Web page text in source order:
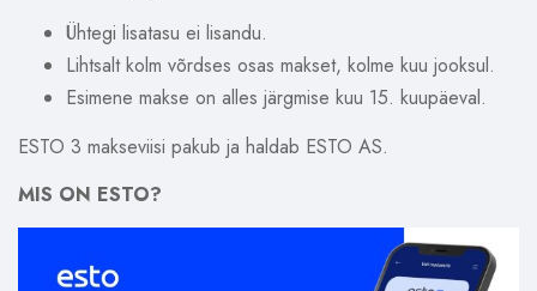
Ühtegi lisatasu ei lisandu.
Lihtsalt kolm võrdses osas makset, kolme kuu jooksul.
Esimene makse on alles järgmise kuu 15. kuupäeval.
ESTO 3 makseviisi pakub ja haldab ESTO AS.
MIS ON ESTO?